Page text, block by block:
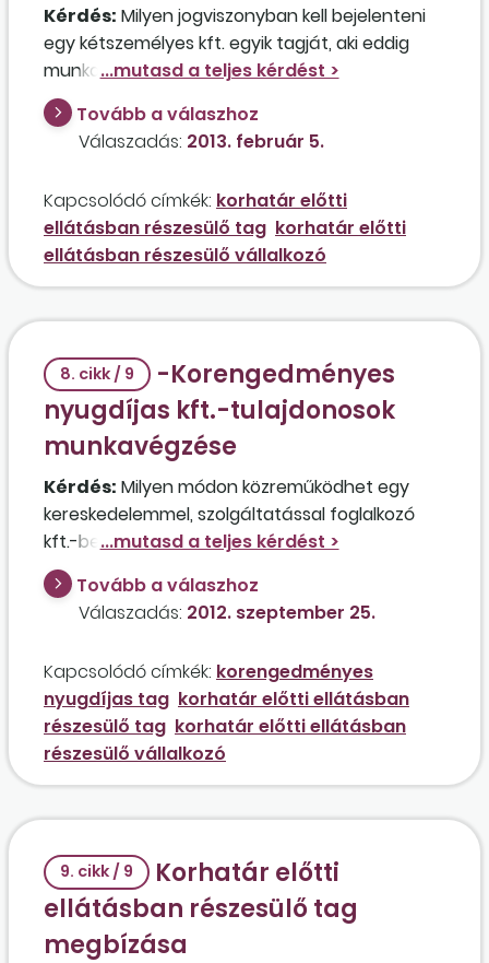
Kérdés: Milyen jogviszonyban kell bejelenteni
egy kétszemélyes kft. egyik tagját, aki eddig
munka­viszony keretében látta el az ügyvezetői
tevékenységet és az egyéb feladatokat, de
korhatár előtti ellátásra vált jogosulttá, és már
nem akar közreműködni a cég
tulajdonos tag szintén ügyvezetőként dolgozik
a cégben.
Tovább a válaszhoz
Válaszadás: 2013. február 5.
Kapcsolódó címkék: korhatár előtti
ellátásban részesülő tag korhatár előtti
ellátásban részesülő vállalkozó
8. cikk / 9
-Korengedményes
nyugdíjas kft.-tulajdonosok
munkavégzése
Kérdés: Milyen módon közreműködhet egy
kereskedelemmel, szolgáltatással foglalkozó
kft.-ben a két 50-50 százalékos tulajdoni
hányaddal rendelkező tulajdonos, akik 2011.
december 31-én korengedményes nyugdíjba
mentek, amelyet a cég fizetett ki? A kft.-ben az
másik tulajdonos felesége munka­viszonyban
dolgozik, és ezenkívül van még egy alkalmazott.
A cég a megbízási jogviszonyt gondolja
megfelelőnek a két tulajdonos számára.
Tovább a válaszhoz
Válaszadás: 2012. szeptember 25.
Kapcsolódó címkék: korengedményes
nyugdíjas tag korhatár előtti ellátásban
részesülő tag korhatár előtti ellátásban
részesülő vállalkozó
9. cikk / 9
Korhatár előtti
ellátásban részesülő tag
megbízása